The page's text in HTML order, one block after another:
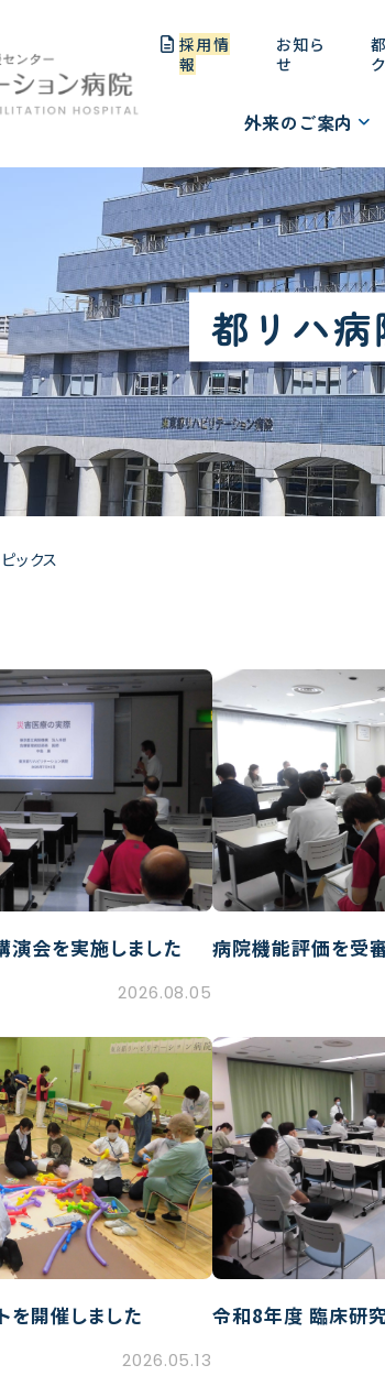
採用情
報
お知ら
せ
外来のご案内
都リハ
ックス
演会を実施しました
2026.08.05
病院機能評価を受
を開催しました
2026.05.13
令和8年度 臨床研